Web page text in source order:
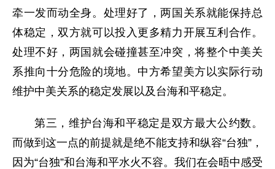
牵一发而动全身。处理好了，两国关系就能保持总
体稳定，双方就可以投入更多精力开展互利合作。
处理不好，两国就会碰撞甚至冲突，将整个中美关
系推向十分危险的境地。中方希望美方以实际行动
维护中美关系的稳定发展以及台海和平稳定。
第三，维护台海和平稳定是双方最大公约数。
而做到这一点的前提就是绝不能支持和纵容“台独”，
因为“台独”和台海和平水火不容。我们在会晤中感受